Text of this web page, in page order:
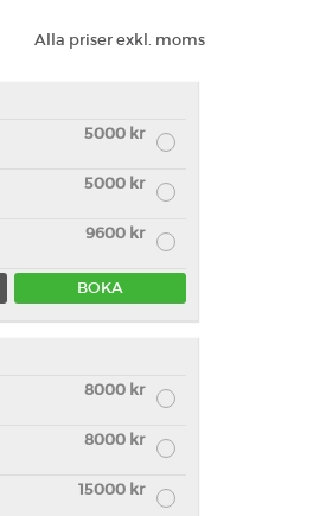
Alla priser exkl. moms
5000 kr
5000 kr
9600 kr
BOKA
8000 kr
8000 kr
15000 kr